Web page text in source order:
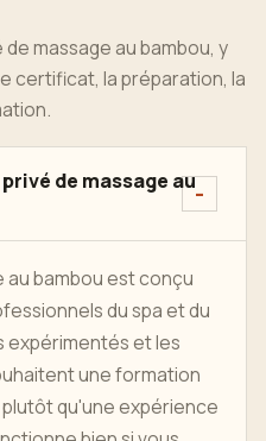
massage au bambou, y
certificat, la préparation, la
de massage au
au bambou est conçu
du spa et du
et les
une formation
qu'une expérience